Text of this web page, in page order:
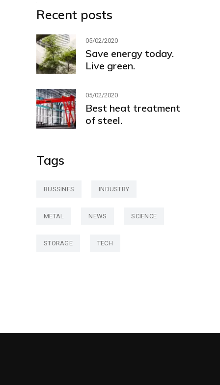
Recent posts
05/02/2020
Save energy today.
Live green.
05/02/2020
Best heat treatment
of steel.
Tags
BUSSINES INDUSTRY
METAL NEWS SCIENCE
STORAGE TECH